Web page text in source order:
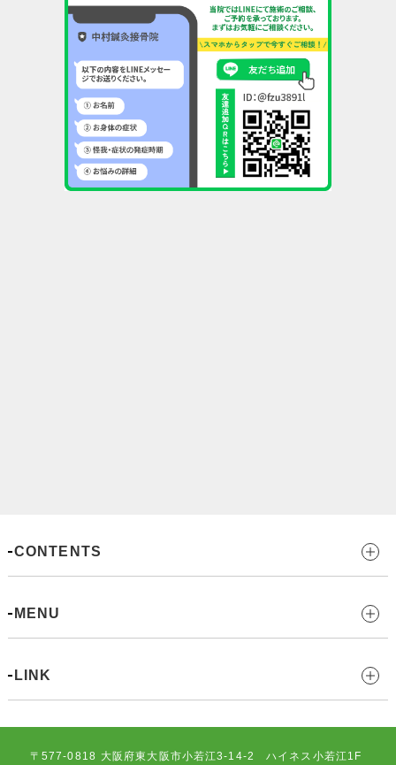
CONTENTS
MENU
LINK
〒577-0818 大阪府東大阪市小若江3-14-2 ハイネス小若江1F